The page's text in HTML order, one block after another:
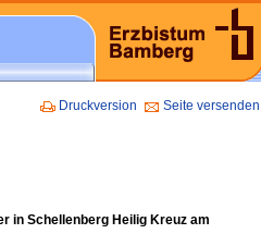
Druckversion Seite versenden
in Schellenberg Heilig Kreuz am